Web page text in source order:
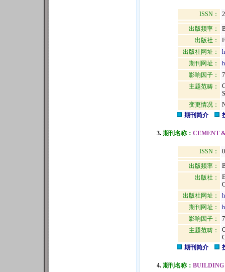
ISSN：
出版频率：
出版社：
出版社网址：
期刊网址：
影响因子：
主题范畴：
变更情况：
期刊简介
3. 期刊名称： CEMENT
ISSN：
出版频率：
出版社：
出版社网址：
期刊网址：
影响因子：
主题范畴：
期刊简介
4. 期刊名称： BUILDING